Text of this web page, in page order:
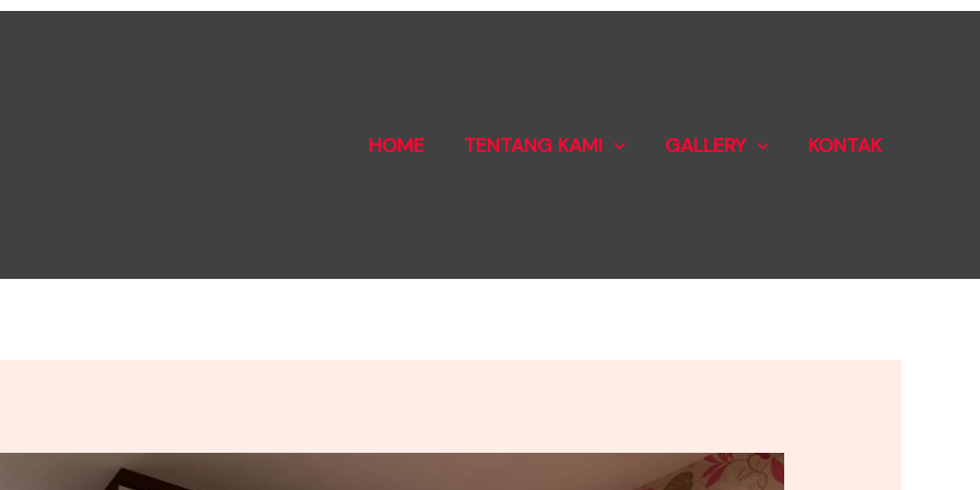
HOME TENTANG KAMI GALLERY KONTAK